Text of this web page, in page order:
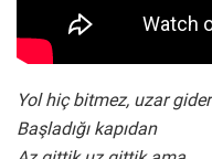
Yol hiç bitmez, uzar gider
Başladığı kapıdan